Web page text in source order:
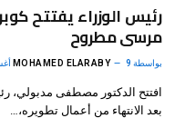
رئيس الوزراء يفتتح
مرسى مطروح
بواسطة MOHAMED ELARABY 9 أغسطس، 2026
افتتح الدكتور مصطفى مدبولي،
بعد الانتهاء من أعمال تطويره،…